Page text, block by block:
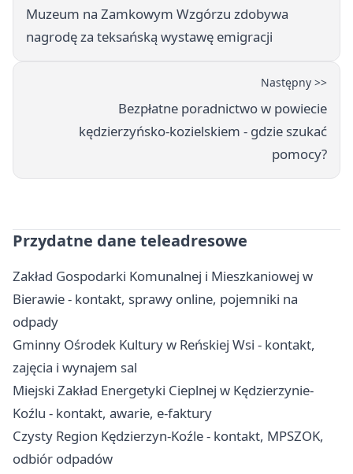
Muzeum na Zamkowym Wzgórzu zdobywa
nagrodę za teksańską wystawę emigracji
Następny >>
Bezpłatne poradnictwo w powiecie
kędzierzyńsko-kozielskiem - gdzie szukać
pomocy?
Przydatne dane teleadresowe
Zakład Gospodarki Komunalnej i Mieszkaniowej w
Bierawie - kontakt, sprawy online, pojemniki na
odpady
Gminny Ośrodek Kultury w Reńskiej Wsi - kontakt,
zajęcia i wynajem sal
Miejski Zakład Energetyki Cieplnej w Kędzierzynie-
Koźlu - kontakt, awarie, e-faktury
Czysty Region Kędzierzyn-Koźle - kontakt, MPSZOK,
odbiór odpadów